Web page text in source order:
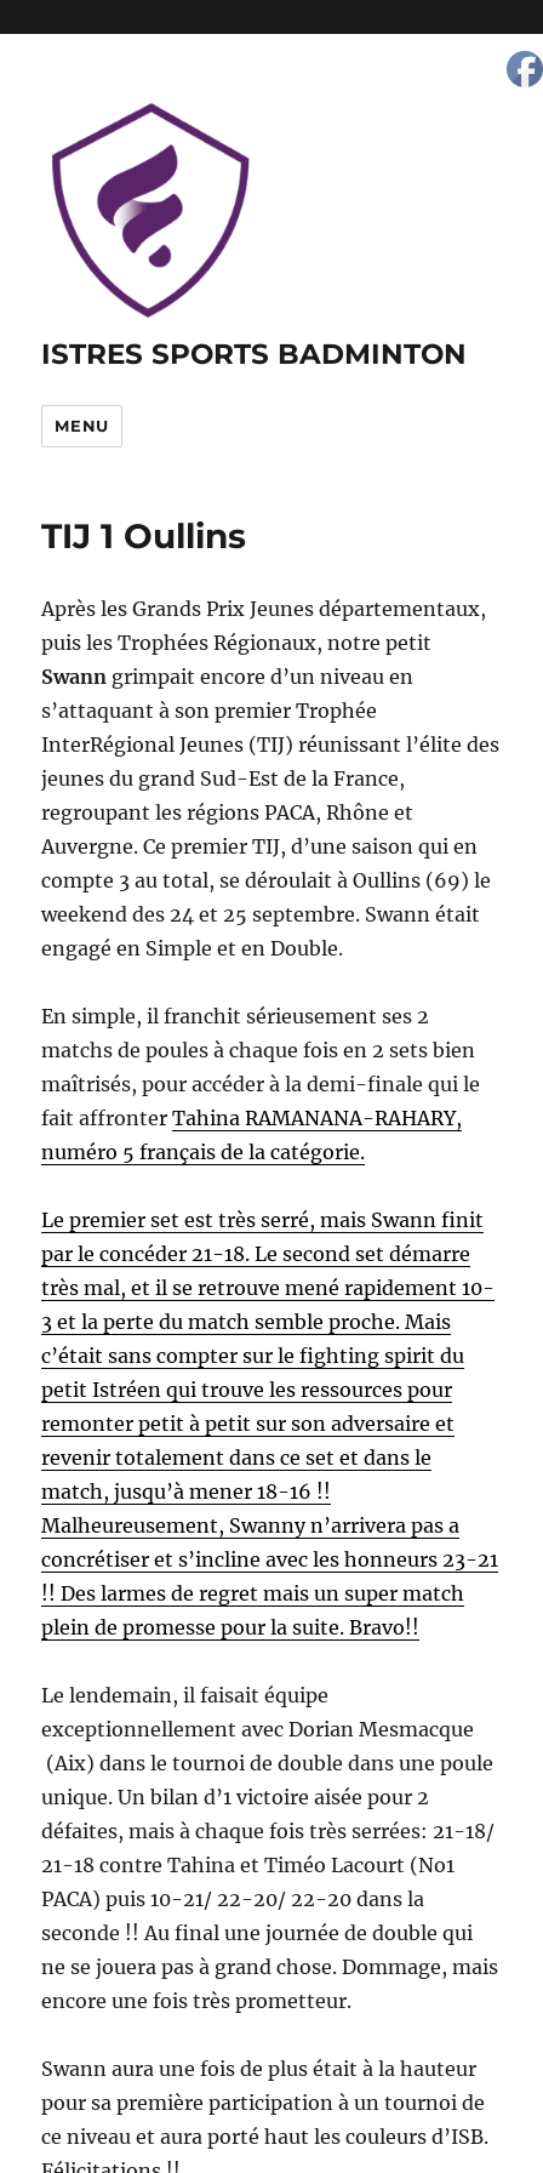
ISTRES SPORTS BADMINTON
MENU
TIJ 1 Oullins
Après les Grands Prix Jeunes départementaux,
puis les Trophées Régionaux, notre petit
Swann grimpait encore d’un niveau en
s’attaquant à son premier Trophée
InterRégional Jeunes (TIJ) réunissant l’élite des
jeunes du grand Sud-Est de la France,
regroupant les régions PACA, Rhône et
Auvergne. Ce premier TIJ, d’une saison qui en
compte 3 au total, se déroulait à Oullins (69) le
weekend des 24 et 25 septembre. Swann était
engagé en Simple et en Double.
En simple, il franchit sérieusement ses 2
matchs de poules à chaque fois en 2 sets bien
maîtrisés, pour accéder à la demi-finale qui le
fait affronterTahina RAMANANA-RAHARY,
numéro 5 français de la catégorie.
Le premier set est très serré, mais Swann finit
par le concéder 21-18. Le second set démarre
très mal, et il se retrouve mené rapidement 10-
3 et la perte du match semble proche. Mais
c’était sans compter sur le fighting spirit du
petit Istréen qui trouve les ressources pour
remonter petit à petit sur son adversaire et
revenir totalement dans ce set et dans le
match, jusqu’à mener 18-16 !!
Malheureusement, Swanny n’arrivera pas a
concrétiser et s’incline avec les honneurs 23-21
!! Des larmes de regret mais un super match
plein de promesse pour la suite. Bravo!!
Le lendemain, il faisait équipe
exceptionnellement avec Dorian Mesmacque
(Aix) dans le tournoi de double dans une poule
unique. Un bilan d’1 victoire aisée pour 2
défaites, mais à chaque fois très serrées: 21-18/
21-18 contre Tahina et Timéo Lacourt (No1
PACA) puis 10-21/ 22-20/ 22-20 dans la
seconde !! Au final une journée de double qui
ne se jouera pas à grand chose. Dommage, mais
encore une fois très prometteur.
Swann aura une fois de plus était à la hauteur
pour sa première participation à un tournoi de
ce niveau et aura porté haut les couleurs d’ISB.